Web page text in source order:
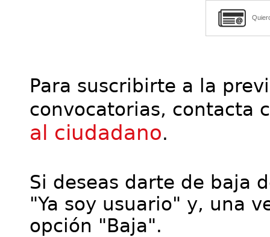
Para suscribirte a la
convocatorias, contacta
al ciudadano.
Si deseas darte de baja
"Ya soy usuario" y, una
opción "Baja".